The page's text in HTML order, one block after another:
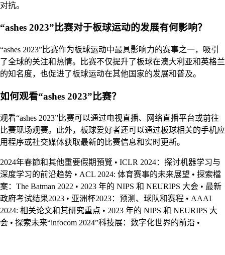
对抗。
“ashes 2023”比赛对于板球运动的发展有何影响？
“ashes 2023”比赛作为板球运动中最具影响力的赛事之一，吸引
了全球的关注和热情。比赛不仅提升了板球在澳大利亚和英格兰
的知名度，也促进了板球运动在其他国家的发展和普及。
如何观看“ashes 2023”比赛？
观看“ashes 2023”比赛可以通过电视直播、网络直播平台或前往
比赛现场观赛。此外，板球爱好者还可以通过板球相关的手机应
用程序或社交媒体获取最新的比赛信息和实时更新。
2024年春節和其他重要假期預覽 • ICLR 2024：探讨机器学习与
深度学习的前沿趋势 • ACL 2024: 体育赛事的未来展望 • 探索檔
案：The Batman 2022 • 2023 年的 NIPS 和 NEURIPS 大会 • 最新
政府考试结果2023 • 亚洲杯2023：预测、球队和赛程 • AAAI
2024: 相关论文和其研究重点 • 2023 年的 NIPS 和 NEURIPS 大
会 • 探索未来“infocom 2024”科技展：数字化世界的前沿 •